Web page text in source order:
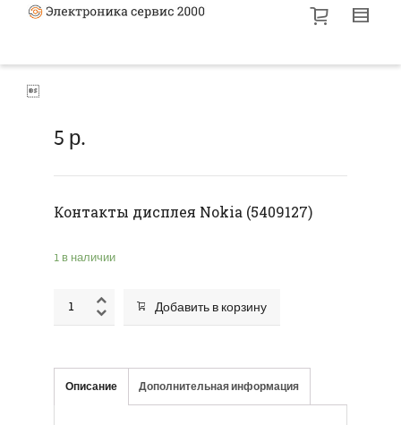

5 р.
Контакты дисплея Nokia (5409127)
1 в наличии
Добавить в корзину
Описание Дополнительная информация